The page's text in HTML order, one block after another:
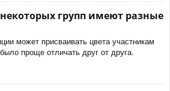
групп имеют разные
может присваивать цвета участникам
проще отличать друг от друга.